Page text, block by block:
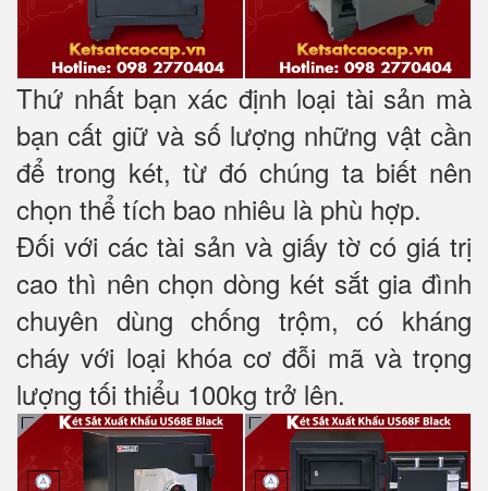
Thứ nhất bạn xác định loại tài sản mà
bạn cất giữ và số lượng những vật cần
để trong két, từ đó chúng ta biết nên
chọn thể tích bao nhiêu là phù hợp.
Đối với các tài sản và giấy tờ có giá trị
cao thì nên chọn dòng két sắt gia đình
chuyên dùng chống trộm, có kháng
cháy với loại khóa cơ đỗi mã và trọng
lượng tối thiểu 100kg trở lên.